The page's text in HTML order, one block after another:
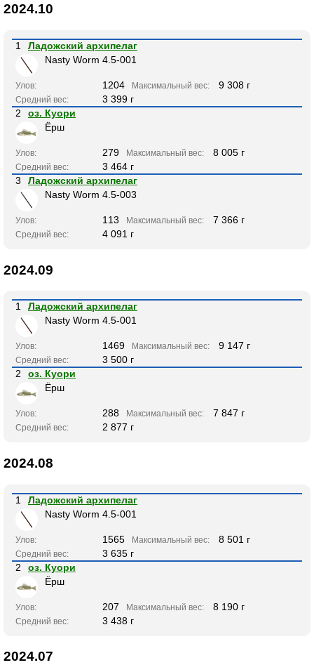
2024.10
1
Ладожский архипелаг
Nasty Worm 4.5-001
Улов: 1204 Максимальный вес: 9 308 г
Средний вес:
3 399 г
2
оз. Куори
Ёрш
Улов: 279 Максимальный вес: 8 005 г
Средний вес:
3 464 г
3
Ладожский архипелаг
Nasty Worm 4.5-003
Улов: 113 Максимальный вес: 7 366 г
Средний вес: 4 091 г
2024.09
1
Ладожский архипелаг
Nasty Worm 4.5-001
Улов: 1469 Максимальный вес: 9 147 г
Средний вес:
3 500 г
2
оз. Куори
Ёрш
Улов: 288 Максимальный вес: 7 847 г
Средний вес: 2 877 г
2024.08
1
Ладожский архипелаг
Nasty Worm 4.5-001
Улов: 1565 Максимальный вес: 8 501 г
Средний вес:
3 635 г
2
оз. Куори
Ёрш
Улов: 207 Максимальный вес: 8 190 г
Средний вес: 3 438 г
2024.07